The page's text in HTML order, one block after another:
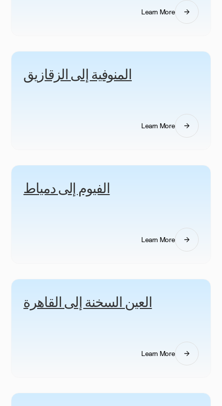
Learn More
المنوفية إلى الزقازيق
Learn More
الفيوم إلى دمياط
Learn More
العين السخنة إلى القاهرة
Learn More